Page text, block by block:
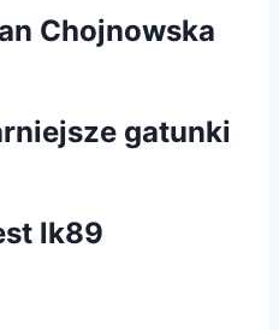
Chojnowska
gatunki
lk89